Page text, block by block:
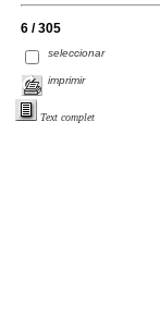
6 / 305
seleccionar
imprimir
Text complet